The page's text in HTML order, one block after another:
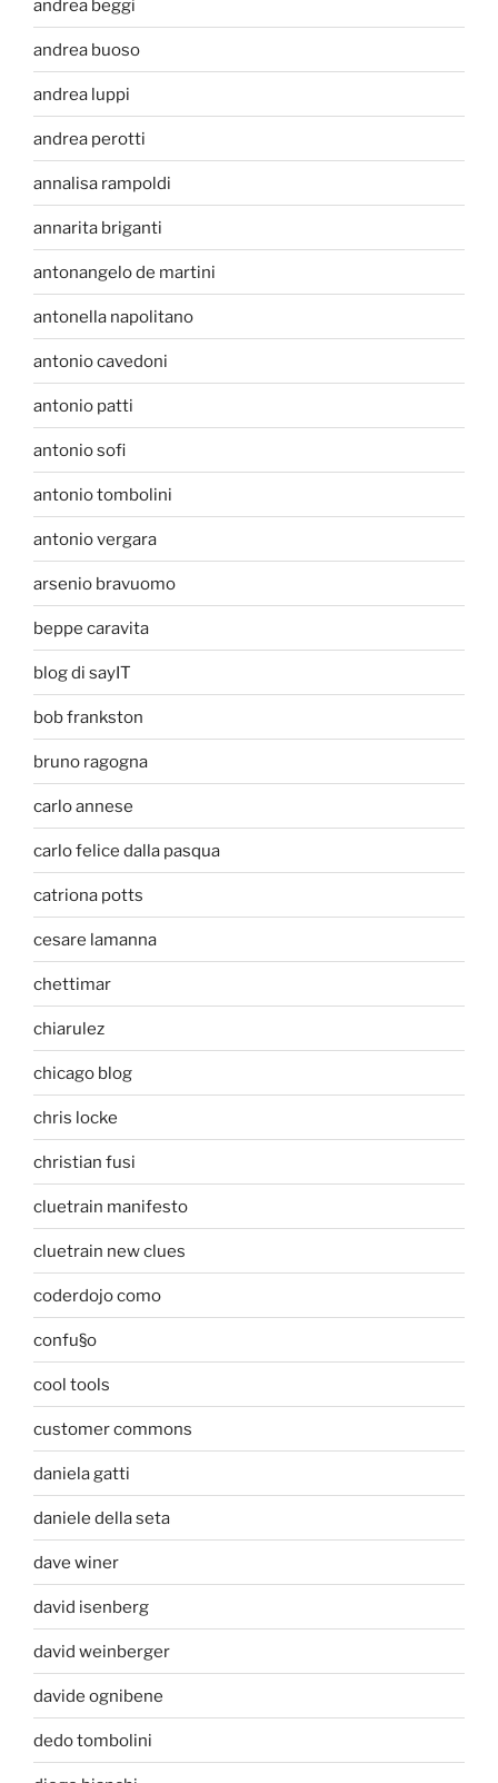
andrea beggi
andrea buoso
andrea luppi
andrea perotti
annalisa rampoldi
annarita briganti
antonangelo de martini
antonella napolitano
antonio cavedoni
antonio patti
antonio sofi
antonio tombolini
antonio vergara
arsenio bravuomo
beppe caravita
blog di sayIT
bob frankston
bruno ragogna
carlo annese
carlo felice dalla pasqua
catriona potts
cesare lamanna
chettimar
chiarulez
chicago blog
chris locke
christian fusi
cluetrain manifesto
cluetrain new clues
coderdojo como
confu§o
cool tools
customer commons
daniela gatti
daniele della seta
dave winer
david isenberg
david weinberger
davide ognibene
dedo tombolini